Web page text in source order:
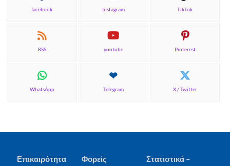
facebook Instagram TikTok
RSS youtube Pinterest
WhatsApp Telegram X / Twitter
Επικαιρότητα Φορείς
Στατιστικά –